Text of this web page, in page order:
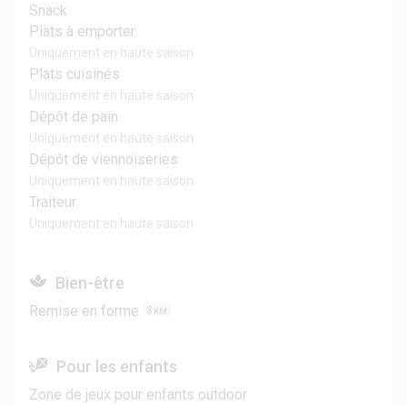
Snack
Plats à emporter
Uniquement en haute saison
Plats cuisinés
Uniquement en haute saison
Dépôt de pain
Uniquement en haute saison
Dépôt de viennoiseries
Uniquement en haute saison
Traiteur
Uniquement en haute saison
Bien-être
Remise en forme 3 KM
Pour les enfants
Zone de jeux pour enfants outdoor